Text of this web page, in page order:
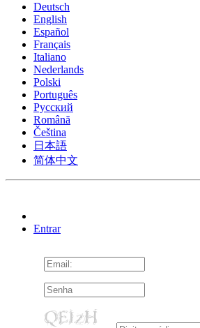
Deutsch
English
Español
Français
Italiano
Nederlands
Polski
Português
Pусский
Română
Čeština
日本語
简体中文
Entrar